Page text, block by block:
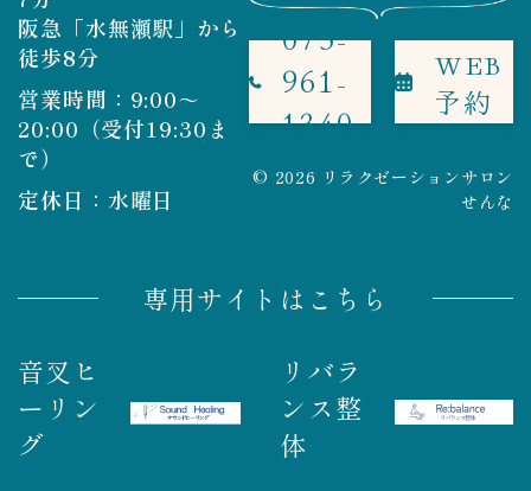
阪急「水無瀬駅」から
徒歩8分
営業時間：9:00～
20:00（受付19:30ま
で）
定休日：水曜日
075-
961-
1340
WEB
予約
© 2026 リラクゼーションサロン
せんな
専用サイトはこちら
音叉ヒ
ーリン
グ
リバラ
ンス整
体